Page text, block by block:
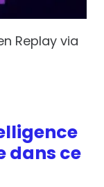
Replay via
dans ce